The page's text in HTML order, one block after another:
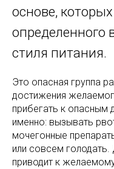
основе,
определенного
стиля питания.
Это опасная группа
достижения
прибегать к опасным
именно: вызывать
мочегонные
или совсем
приводит к